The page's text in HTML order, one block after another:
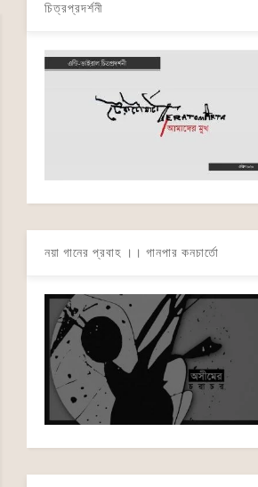
চিত্রপ্রদর্শনী
নয়া গানের প্রবাহ ।। গানপার কনচার্তো